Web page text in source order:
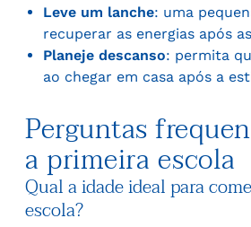
Leve um lanche: uma
recuperar as energias após
Planeje descanso: permita
ao chegar em casa após a
Perguntas
a primeira escola
Qual a idade ideal para
escola?